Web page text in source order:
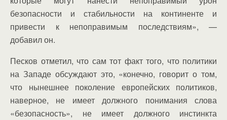
безопасности и стабильности на континенте и
привести к непоправимым последствиям», —
добавил он.
Песков отметил, что сам тот факт того, что политики
на Западе обсуждают это, «конечно, говорит о том,
что нынешнее поколение европейских политиков,
наверное, не имеет должного понимания слова
«безопасность», не имеет должного инстинкта